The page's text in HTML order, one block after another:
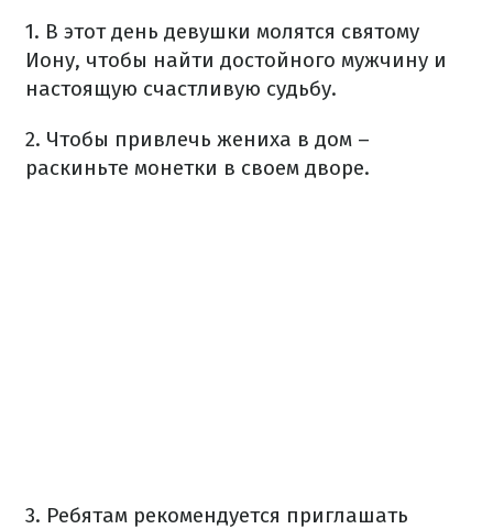
1. В этот день девушки молятся святому
Иону, чтобы найти достойного мужчину и
настоящую счастливую судьбу.
2. Чтобы привлечь жениха в дом –
раскиньте монетки в своем дворе.
3. Ребятам рекомендуется приглашать